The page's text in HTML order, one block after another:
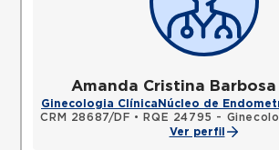
Amanda Cristina
Ginecologia Clínica Núcleo de
CRM 28687/DF •
RQE 24795 -
Ver perfil